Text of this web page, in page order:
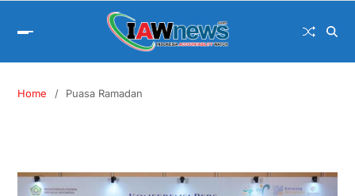
Home Puasa Ramadan